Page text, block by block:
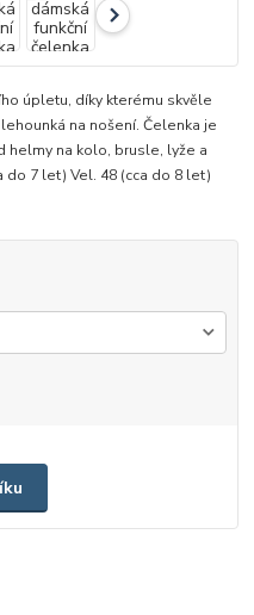
úpletu, díky kterému skvěle
na nošení. Čelenka je
helmy na kolo, brusle, lyže a
7 let) Vel. 48 (cca do 8 let)